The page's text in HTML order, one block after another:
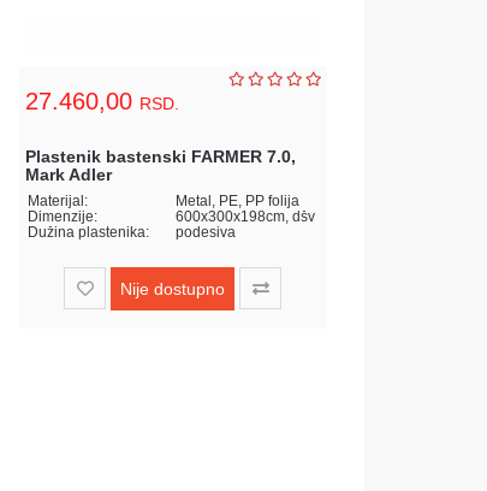
27.460,00 RSD.
Plastenik bastenski FARMER 7.0,
Mark Adler
Materijal:
Metal, PE, PP folija
Dimenzije:
600x300x198cm, dšv
Dužina plastenika:
podesiva
Nije dostupno